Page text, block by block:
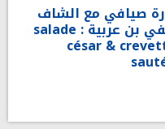
صيافي مع الشاف
لطفي بن عربية : salade
césar &